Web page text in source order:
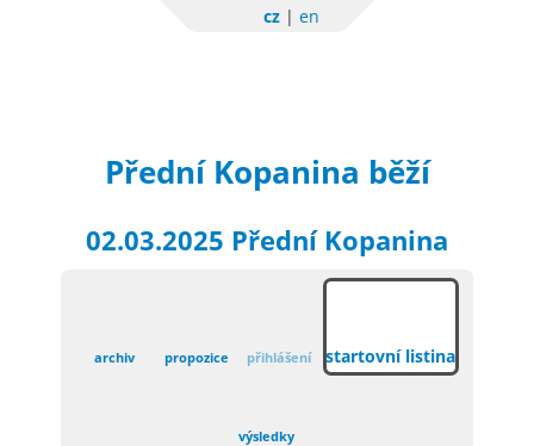
cz| en
Přední Kopanina běží
02.03.2025 Přední Kopanina
archiv propozice přihlášení startovní listina
výsledky